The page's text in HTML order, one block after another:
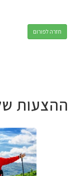
חזרה לפורום
ההצעות